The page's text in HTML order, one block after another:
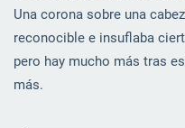
Una corona sobre una
reconocible e insuflaba
pero hay mucho más tras
más.